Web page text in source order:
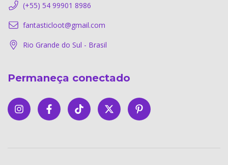
(+55) 54 99901 8986
fantasticloot@gmail.com
Rio Grande do Sul - Brasil
Permaneça conectado